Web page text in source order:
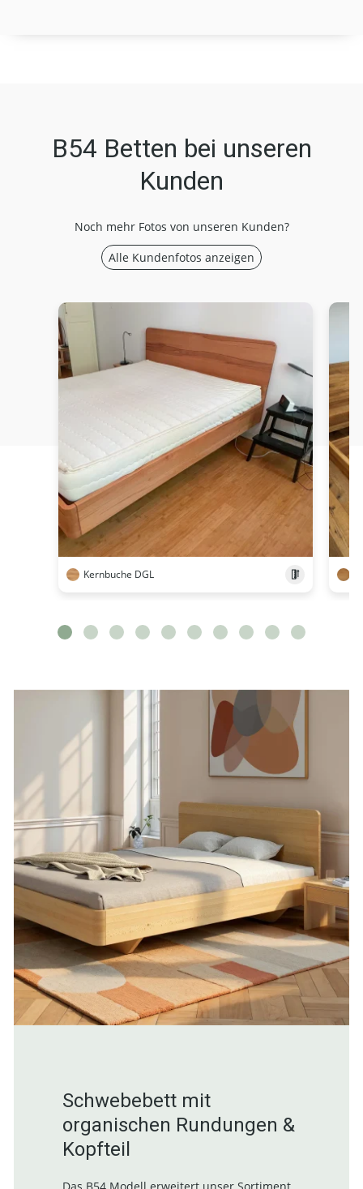
B54 Betten bei unseren
Kunden
Noch mehr Fotos von unseren Kunden?
Alle Kundenfotos anzeigen
Kernbuche DGL
Schwebebett mit
organischen Rundungen &
Kopfteil